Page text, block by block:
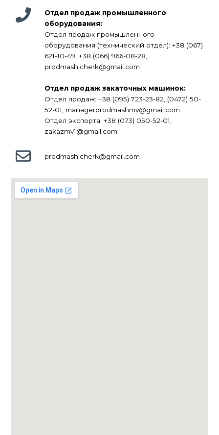
Отдел продаж промышленного
оборудования:
Отдел продаж промышленного
оборудования (технический отдел): +38 (067)
621-10-49, +38 (066) 966-08-28,
prodmash.cherk@gmail.com
Отдел продаж закаточных машинок:
Отдел продаж: +38 (095) 723-23-82, (0472) 50-
52-01, managerprodmashmv@gmail.com
Отдел экспорта: +38 (073) 050-52-01,
zakazmv1@gmail.com
prodmash.cherk@gmail.com